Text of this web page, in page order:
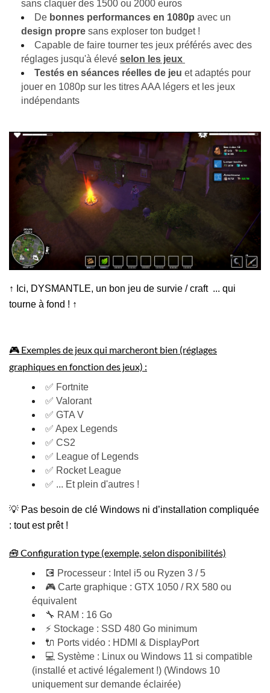
sans claquer des 1500 ou 2000 euros
De bonnes performances en 1080p avec un
design propre sans exploser ton budget !
Capable de faire tourner tes jeux préférés avec des
réglages jusqu'à élevé selon les jeux
Testés en séances réelles de jeu et adaptés pour
jouer en 1080p sur les titres AAA légers et les jeux
indépendants
↑ Ici, DYSMANTLE, un bon jeu de survie / craft ... qui
tourne à fond ! ↑
🎮 Exemples de jeux qui marcheront bien (réglages
graphiques en fonction des jeux) :
✅ Fortnite
✅ Valorant
✅ GTA V
✅ Apex Legends
✅ CS2
✅ League of Legends
✅ Rocket League
✅ ... Et plein d'autres !
💡 Pas besoin de clé Windows ni d’installation compliquée
: tout est prêt !
🧰 Configuration type (exemple, selon disponibilités)
💽 Processeur : Intel i5 ou Ryzen 3 / 5
🎮 Carte graphique : GTX 1050 / RX 580 ou
équivalent
🔧 RAM : 16 Go
⚡ Stockage : SSD 480 Go minimum
🔌 Ports vidéo : HDMI & DisplayPort
💻 Système : Linux ou Windows 11 si compatible
(installé et activé légalement !) (Windows 10
uniquement sur demande éclairée)